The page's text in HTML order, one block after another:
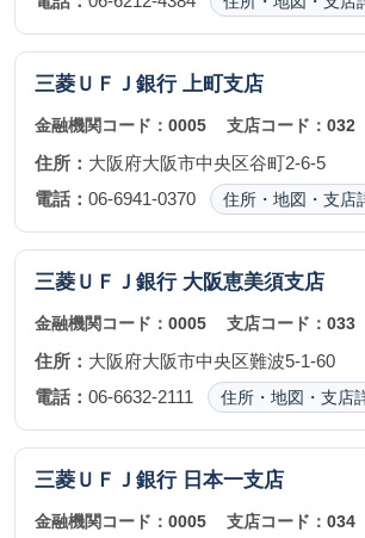
三菱ＵＦＪ銀行 上町支店
金融機関コード： 0005 支店コード：032
住所： 大阪府大阪市中央区谷町2-6-5
電話： 06-6941-0370 住所・地図・支店
三菱ＵＦＪ銀行 大阪恵美須支店
金融機関コード： 0005 支店コード：033
住所： 大阪府大阪市中央区難波5-1-60
電話： 06-6632-2111 住所・地図・支店
三菱ＵＦＪ銀行 日本一支店
金融機関コード： 0005 支店コード：034